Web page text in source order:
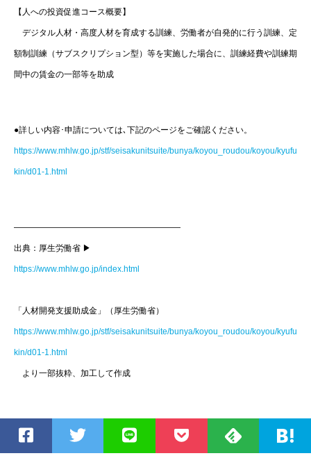
【人への投資促進コース概要】
デジタル人材・高度人材を育成する訓練、労働者が自発的に行う訓練、定
額制訓練（サブスクリプション型）等を実施した場合に、訓練経費や訓練期
間中の賃金の一部等を助成
●詳しい内容･申請については､下記のページをご確認ください。
https://www.mhlw.go.jp/stf/seisakunitsuite/bunya/koyou_roudou/koyou/kyufu
kin/d01-1.html
————————————————————
出典：厚生労働省 ▶
https://www.mhlw.go.jp/index.html
「人材開発支援助成金」（厚生労働省）
https://www.mhlw.go.jp/stf/seisakunitsuite/bunya/koyou_roudou/koyou/kyufu
kin/d01-1.html
より一部抜粋、加工して作成